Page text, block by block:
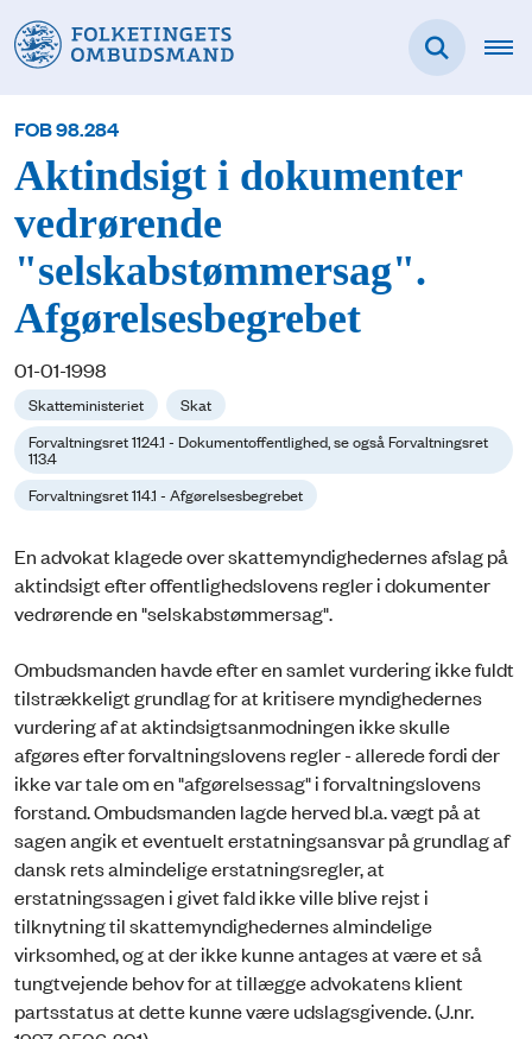
FOB 98.284
Aktindsigt i dokumenter
vedrørende
"selskabstømmersag".
Afgørelsesbegrebet
01-01-1998
Skatteministeriet
Skat
Forvaltningsret 1124.1 - Dokumentoffentlighed, se også Forvaltningsret
113.4
Forvaltningsret 114.1 - Afgørelsesbegrebet
En advokat klagede over skattemyndighedernes afslag på
aktindsigt efter offentlighedslovens regler i dokumenter
vedrørende en "selskabstømmersag".
Ombudsmanden havde efter en samlet vurdering ikke fuldt
tilstrækkeligt grundlag for at kritisere myndighedernes
vurdering af at aktindsigtsanmodningen ikke skulle
afgøres efter forvaltningslovens regler - allerede fordi der
ikke var tale om en "afgørelsessag" i forvaltningslovens
forstand. Ombudsmanden lagde herved bl.a. vægt på at
sagen angik et eventuelt erstatningsansvar på grundlag af
dansk rets almindelige erstatningsregler, at
erstatningssagen i givet fald ikke ville blive rejst i
tilknytning til skattemyndighedernes almindelige
virksomhed, og at der ikke kunne antages at være et så
tungtvejende behov for at tillægge advokatens klient
partsstatus at dette kunne være udslagsgivende. (J.nr.